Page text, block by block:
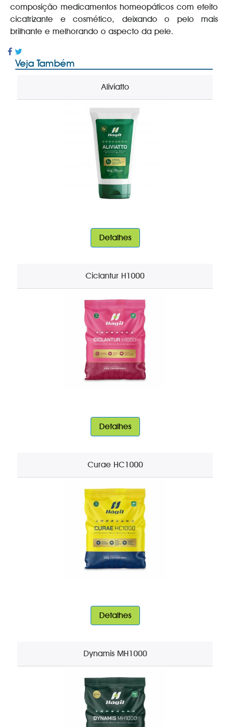
composição medicamentos homeopáticos com efeito
cicatrizante e cosmético, deixando o pelo mais
brilhante e melhorando o aspecto da pele.
Veja Também
Aliviatto
Detalhes
Ciclantur H1000
Detalhes
Curae HC1000
Detalhes
Dynamis MH1000